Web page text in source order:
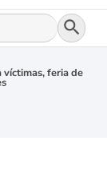
Botón
víctimas, feria de